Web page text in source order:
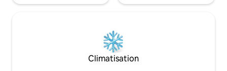
Climatisation